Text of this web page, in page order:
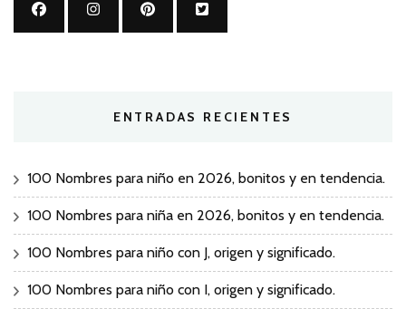
ENTRADAS RECIENTES
100 Nombres para niño en 2026, bonitos y en tendencia.
100 Nombres para niña en 2026, bonitos y en tendencia.
100 Nombres para niño con J, origen y significado.
100 Nombres para niño con I, origen y significado.